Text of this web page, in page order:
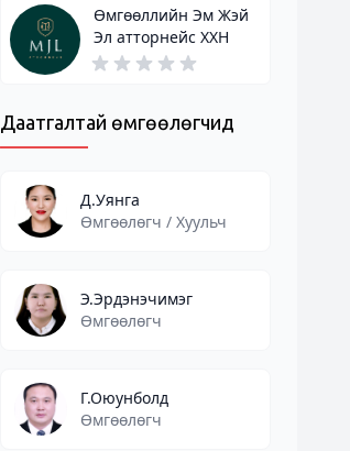
Өмгөөллийн Эм Жэй
Эл атторнейс ХХН
Даатгалтай өмгөөлөгчид
Д.Уянга
Өмгөөлөгч / Хуульч
Э.Эрдэнэчимэг
Өмгөөлөгч
Г.Оюунболд
Өмгөөлөгч